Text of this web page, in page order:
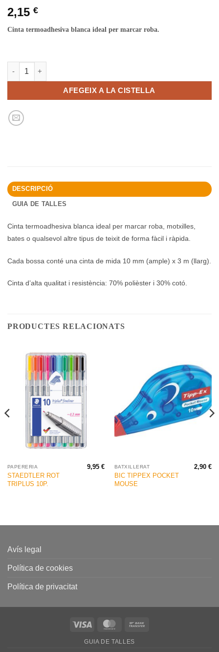
2,15 €
Cinta termoadhesiva blanca ideal per marcar roba.
quantitat de Cinta termoadhesiva APLI
AFEGEIX A LA CISTELLA
DESCRIPCIÓ
GUIA DE TALLES
Cinta termoadhesiva blanca ideal per marcar roba, motxilles,
bates o qualsevol altre tipus de teixit de forma fàcil i ràpida.
Cada bossa conté una cinta de mida 10 mm (ample) x 3 m (llarg).
Cinta d’alta qualitat i resistència: 70% polièster i 30% cotó.
PRODUCTES RELACIONATS
PAPERERIA
STAEDTLER ROT
TRIPLUS 10P.
9,95€ BATXILLERAT
BIC TIPPEX POCKET
MOUSE
2,90€
Avís legal
Política de cookies
Política de privacitat
Visa MasterCard
GUIA DE TALLES